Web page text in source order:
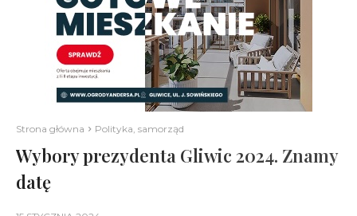
Strona główna Polityka, samorząd
Wybory prezydenta Gliwic 2024. Znamy
datę